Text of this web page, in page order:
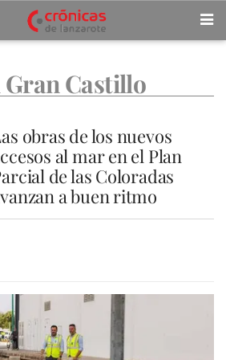
Castillo
obras de los nuevos
al mar en el Plan
de las Coloradas
a buen ritmo